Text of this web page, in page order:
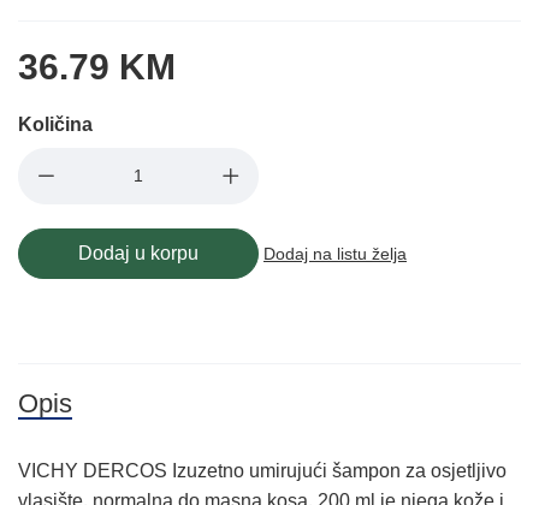
36.79 KM
Količina
Dodaj u korpu Dodaj na listu želja
Opis
VICHY DERCOS Izuzetno umirujući šampon za osjetljivo
vlasište, normalna do masna kosa, 200 ml je njega kože i